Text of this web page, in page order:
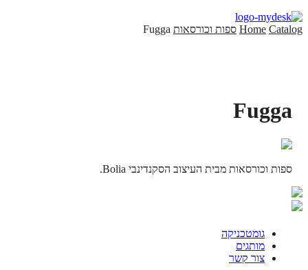
Home Catalog ספות וכורסאות Fugga
Fugga
ספות וכורסאות מבית העיצוב הסקנדינבי Bolia.
גומטכניקה
מותגים
צור קשר